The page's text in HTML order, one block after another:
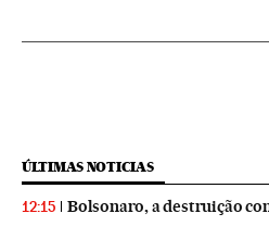
ÚLTIMAS NOTICIAS
12:15 Bolsonaro, a destruição